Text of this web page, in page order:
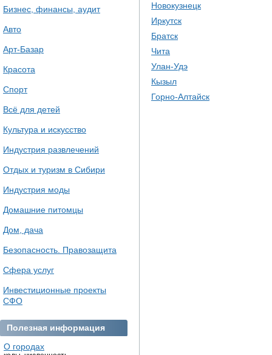
Новокузнецк
Иркутск
Братск
Чита
Улан-Удэ
Кызыл
Горно-Алтайск
Бизнес, финансы, аудит
Авто
Арт-Базар
Красота
Спорт
Всё для детей
Культура и искусство
Индустрия развлечений
Отдых и туризм в Сибири
Индустрия моды
Домашние питомцы
Дом, дача
Безопасность. Правозащита
Сфера услуг
Инвестиционные проекты
СФО
Полезная информация
О городах